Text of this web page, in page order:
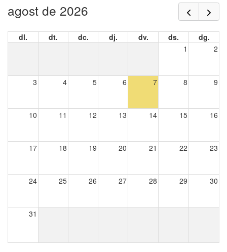
agost de 2026
dl. dt. dc. dj. dv. ds.
dg.
1
2
3 4 5 6 7 8 9
10 11 12 13 14 15 16
17 18 19 20 21 22 23
24 25 26 27 28 29 30
31